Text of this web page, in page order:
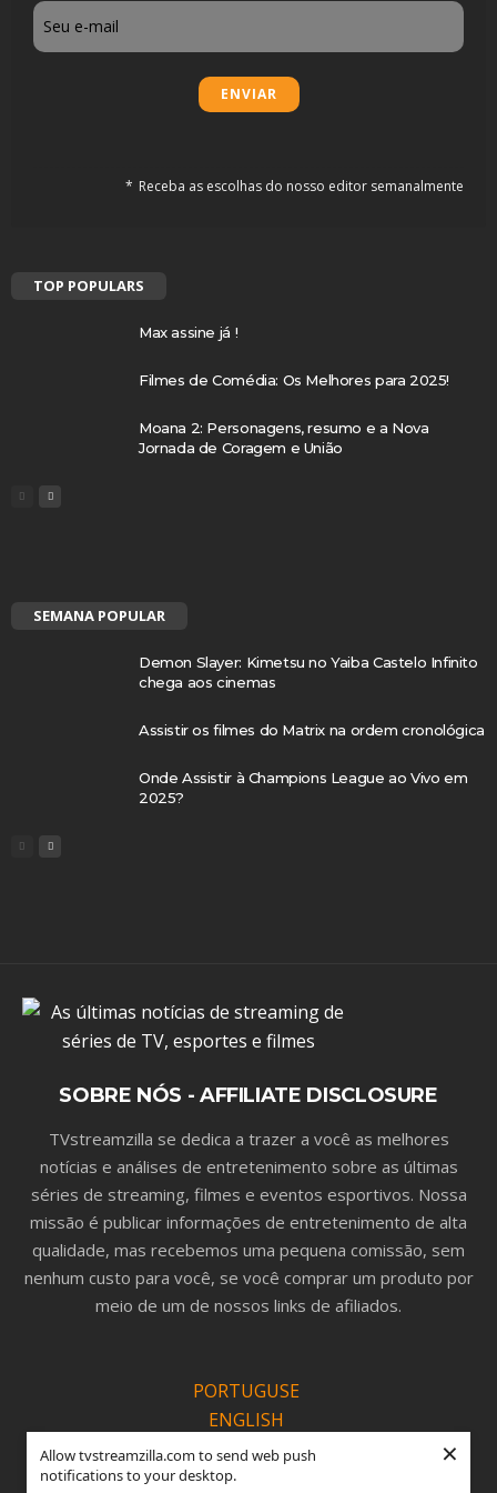
Allow tvstreamzilla.com to send web push
notifications to your desktop.
×
Email
Receba as escolhas do nosso editor semanalmente
TOP POPULARS
Max assine já !
Filmes de Comédia: Os Melhores para 2025!
Moana 2: Personagens, resumo e a Nova
Jornada de Coragem e União
SEMANA POPULAR
Demon Slayer: Kimetsu no Yaiba Castelo Infinito
chega aos cinemas
Assistir os filmes do Matrix na ordem cronológica
Onde Assistir à Champions League ao Vivo em
2025?
SOBRE NÓS - AFFILIATE DISCLOSURE
TVstreamzilla se dedica a trazer a você as melhores
notícias e análises de entretenimento sobre as últimas
séries de streaming, filmes e eventos esportivos. Nossa
missão é publicar informações de entretenimento de alta
qualidade, mas recebemos uma pequena comissão, sem
nenhum custo para você, se você comprar um produto por
meio de um de nossos links de afiliados.
PORTUGUSE
ENGLISH
ESPANOL